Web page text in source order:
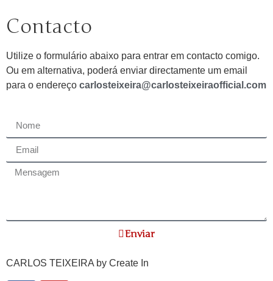
Contacto
Utilize o formulário abaixo para entrar em contacto comigo.
Ou em alternativa, poderá enviar directamente um email
para o endereço carlosteixeira@carlosteixeiraofficial.com
Enviar
CARLOS TEIXEIRA by Create In